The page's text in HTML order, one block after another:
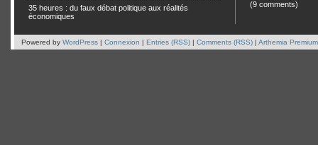
35 heures : du faux débat politique aux réalités
économiques
(9 comments)
Powered by WordPress | Connexion | Entries (RSS) | Comments (RSS) | Arthemia Premium